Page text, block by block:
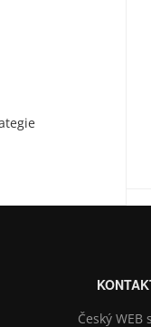
Český WEB